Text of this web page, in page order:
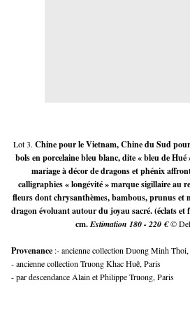
Lot 3. Chine pour le Vietnam, Chine du Sud
bols en porcelaine bleu blanc, dite « bleu de Hué
mariage à décor de dragons et phénix
calligraphies « longévité » marque sigillaire au
fleurs dont chrysanthèmes, bambous, prunus et
dragon évoluant autour du joyau sacré. (éclats et
cm.Estimation 180 - 220 €©
Provenance :- ancienne collection Duong Minh Thoi,
- ancienne collection Truong Khac Huê, Paris
- par descendance Alain et Philippe Truong, Paris